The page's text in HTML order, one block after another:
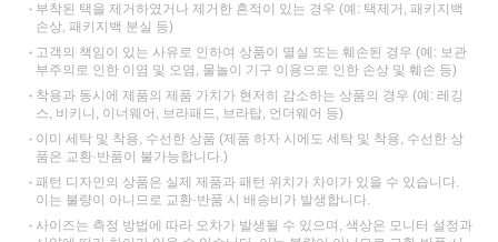
부착된 택을 제거하였거나 제거한 흔적이 있는 경우 (예: 택제거, 패키지백
손상, 패키지백 분실 등)
고객의 책임이 있는 사유로 인하여 상품이 멸실 또는 훼손된 경우 (예: 보관
부주의로 인한 이염 및 오염, 물놀이 기구 이용으로 인한 손상 및 훼손 등)
착용과 동시에 제품의 제품 가치가 현저히 감소하는 상품의 경우 (예: 레깅
스, 비키니, 이너웨어, 브라패드, 브라탑, 언더웨어 등)
이미 세탁 및 착용, 수선한 상품 (제품 하자 시에도 세탁 및 착용, 수선한 상
품은 교환·반품이 불가능합니다.)
패턴 디자인의 상품은 실제 제품과 패턴 위치가 차이가 있을 수 있습니다.
이는 불량이 아니므로 교환·반품 시 배송비가 발생합니다.
사이즈는 측정 방법에 따라 오차가 발생될 수 있으며, 색상은 모니터 설정과